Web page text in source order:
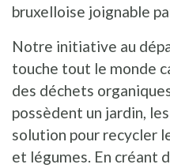
bruxelloise joignable
Notre initiative au
touche tout le monde
des déchets
possèdent un jardin,
solution pour recycler
et légumes. En créant